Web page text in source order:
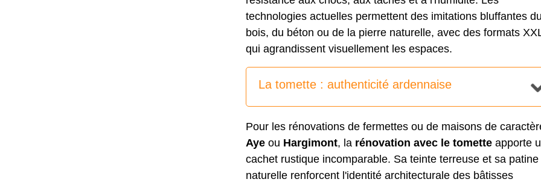
technologies actuelles permettent des imitations bluffantes
bois, du béton ou de la pierre naturelle, avec des formats
qui agrandissent visuellement les espaces.
La tomette : authenticité ardennaise
Pour les rénovations de fermettes ou de maisons de
Aye ou Hargimont, la rénovation avec le tomette apporte
cachet rustique incomparable. Sa teinte terreuse et sa patine
naturelle renforcent l'identité architecturale des bâtisses